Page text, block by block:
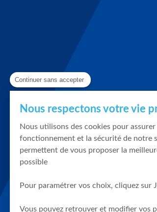
Continuer sans accepter
Nous respectons votre vie
Nous utilisons des cookies pour assurer
fonctionnement et la sécurité de notre
permettent de vous proposer la
possible
Pour paramétrer vos choix, cliquez sur
Vous pouvez retrouver et modifier vos